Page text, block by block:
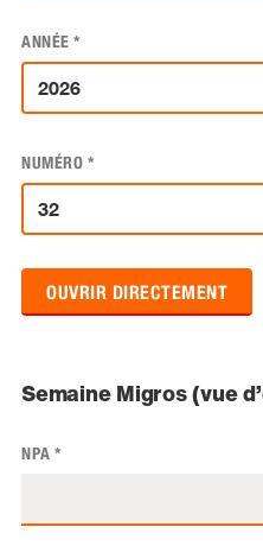
ANNÉE *
NUMÉRO *
OUVRIR DIRECTEMENT
Semaine Migros (vue
NPA *